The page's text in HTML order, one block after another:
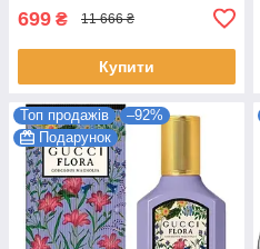
699 ₴ 11 666 ₴
Купити
Топ продажів
–92%
Подарунок